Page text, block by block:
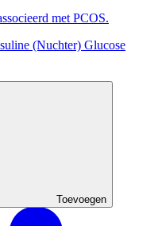
met PCOS.
(Nuchter) Glucose
Toevoegen